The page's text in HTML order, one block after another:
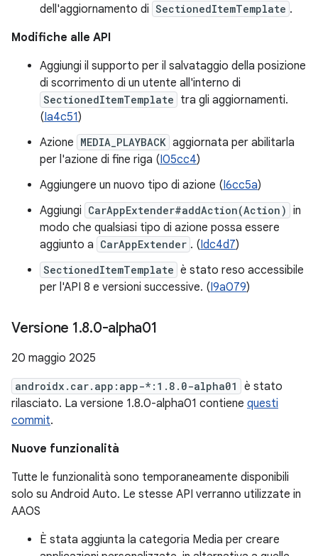
dell'aggiornamento di SectionedItemTemplate .
Modifiche alle API
Aggiungi il supporto per il salvataggio della posizione
di scorrimento di un utente all'interno di
SectionedItemTemplate tra gli aggiornamenti.
(Ia4c51)
Azione MEDIA_PLAYBACK aggiornata per abilitarla
per l'azione di fine riga (I05cc4)
Aggiungere un nuovo tipo di azione (I6cc5a)
Aggiungi CarAppExtender#addAction(Action) in
modo che qualsiasi tipo di azione possa essere
aggiunto a CarAppExtender . (Idc4d7)
SectionedItemTemplate è stato reso accessibile
per l'API 8 e versioni successive. (I9a079)
Versione 1.8.0-alpha01
20 maggio 2025
androidx.car.app:app-*:1.8.0-alpha01
è stato
rilasciato. La versione 1.8.0-alpha01 contiene questi
commit.
Nuove funzionalità
Tutte le funzionalità sono temporaneamente disponibili
solo su Android Auto. Le stesse API verranno utilizzate in
AAOS
È stata aggiunta la categoria Media per creare